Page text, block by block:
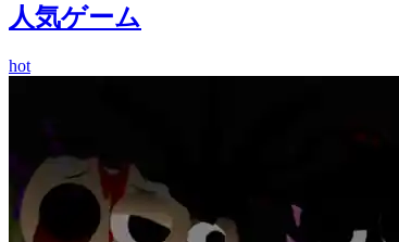
人気ゲーム
hot